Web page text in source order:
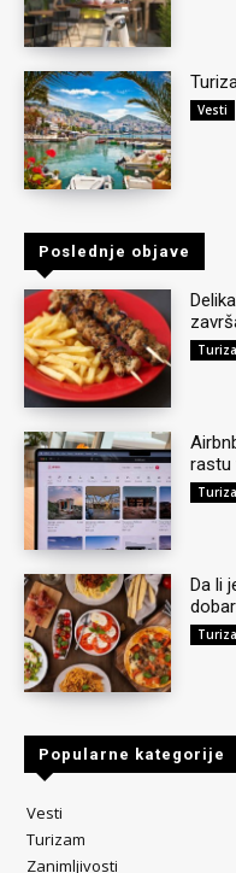
Vesti
Poslednje objave
rastu
Da li
Popularne kategorije
Vesti
Turizam
Zanimljivosti